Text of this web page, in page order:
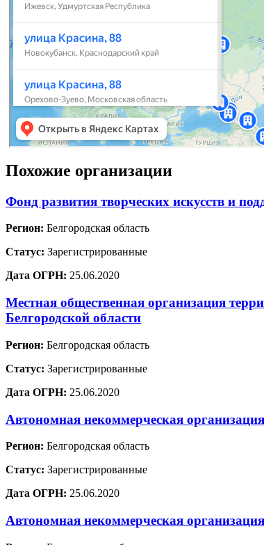
Похожие организации
Фонд развития творческих искусств и
Регион: Белгородская область
Статус: Зарегистрированные
Дата ОГРН: 25.06.2020
Местная общественная организация
Белгородской области
Регион: Белгородская область
Статус: Зарегистрированные
Дата ОГРН: 25.06.2020
Автономная некоммерческая
Регион: Белгородская область
Статус: Зарегистрированные
Дата ОГРН: 25.06.2020
Автономная некоммерческая